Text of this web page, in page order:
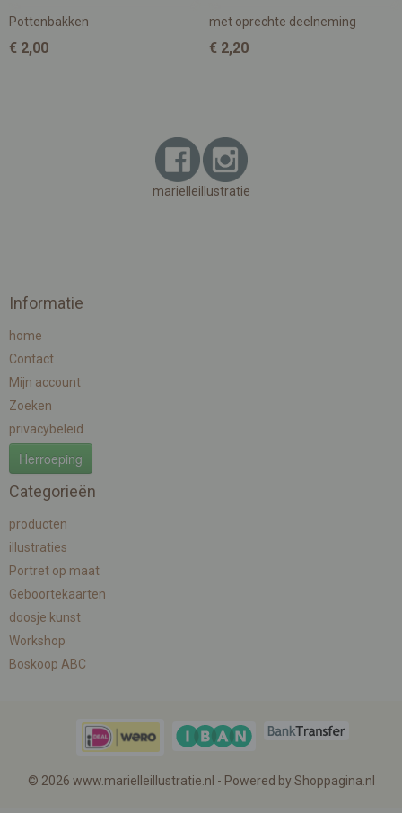
Pottenbakken
€ 2,00
met oprechte deelneming
€ 2,20
marielleillustratie
Informatie
home
Contact
Mijn account
Zoeken
privacybeleid
Herroeping
Categorieën
producten
illustraties
Portret op maat
Geboortekaarten
doosje kunst
Workshop
Boskoop ABC
© 2026 www.marielleillustratie.nl - Powered by Shoppagina.nl